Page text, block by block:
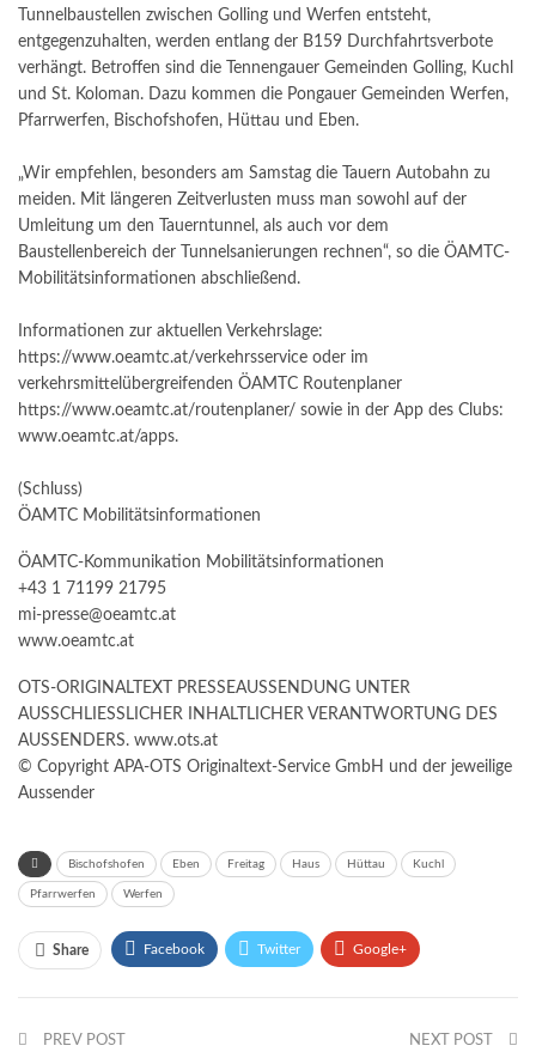
Tunnelbaustellen zwischen Golling und Werfen entsteht,
entgegenzuhalten, werden entlang der B159 Durchfahrtsverbote
verhängt. Betroffen sind die Tennengauer Gemeinden Golling, Kuchl
und St. Koloman. Dazu kommen die Pongauer Gemeinden Werfen,
Pfarrwerfen, Bischofshofen, Hüttau und Eben.
„Wir empfehlen, besonders am Samstag die Tauern Autobahn zu
meiden. Mit längeren Zeitverlusten muss man sowohl auf der
Umleitung um den Tauerntunnel, als auch vor dem
Baustellenbereich der Tunnelsanierungen rechnen“, so die ÖAMTC-
Mobilitätsinformationen abschließend.
Informationen zur aktuellen Verkehrslage:
https://www.oeamtc.at/verkehrsservice oder im
verkehrsmittelübergreifenden ÖAMTC Routenplaner
https://www.oeamtc.at/routenplaner/ sowie in der App des Clubs:
www.oeamtc.at/apps.
(Schluss)
ÖAMTC Mobilitätsinformationen
ÖAMTC-Kommunikation Mobilitätsinformationen
+43 1 71199 21795
mi-presse@oeamtc.at
www.oeamtc.at
OTS-ORIGINALTEXT PRESSEAUSSENDUNG UNTER
AUSSCHLIESSLICHER INHALTLICHER VERANTWORTUNG DES
AUSSENDERS. www.ots.at
© Copyright APA-OTS Originaltext-Service GmbH und der jeweilige
Aussender
Bischofshofen Eben Freitag Haus Hüttau Kuchl
Pfarrwerfen Werfen
Share Facebook Twitter Google+
Email
PREV POST NEXT POST